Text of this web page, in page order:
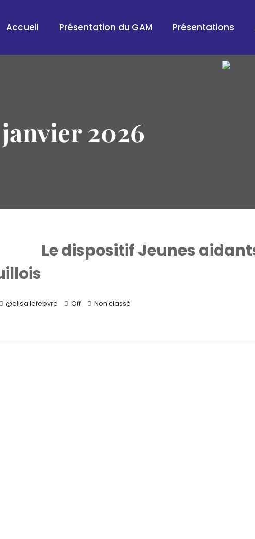
Accueil Présentation du GAM Présentations
janvier 2026
Le dispositif Jeunes
@elisa.lefebvre Off Non classé